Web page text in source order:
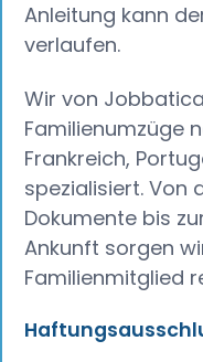
Anleitung kann
verlaufen.
Wir von
Familienumzüge
Frankreich,
spezialisiert. Von
Dokumente bis
Ankunft sorgen
Familienmitglied